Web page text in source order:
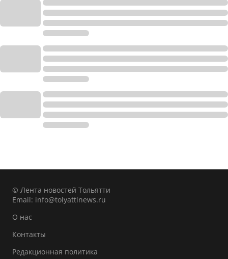
© Лента новостей Тольятти
Email: info@tolyattinews.ru
О нас
Контакты
Редакционная политика